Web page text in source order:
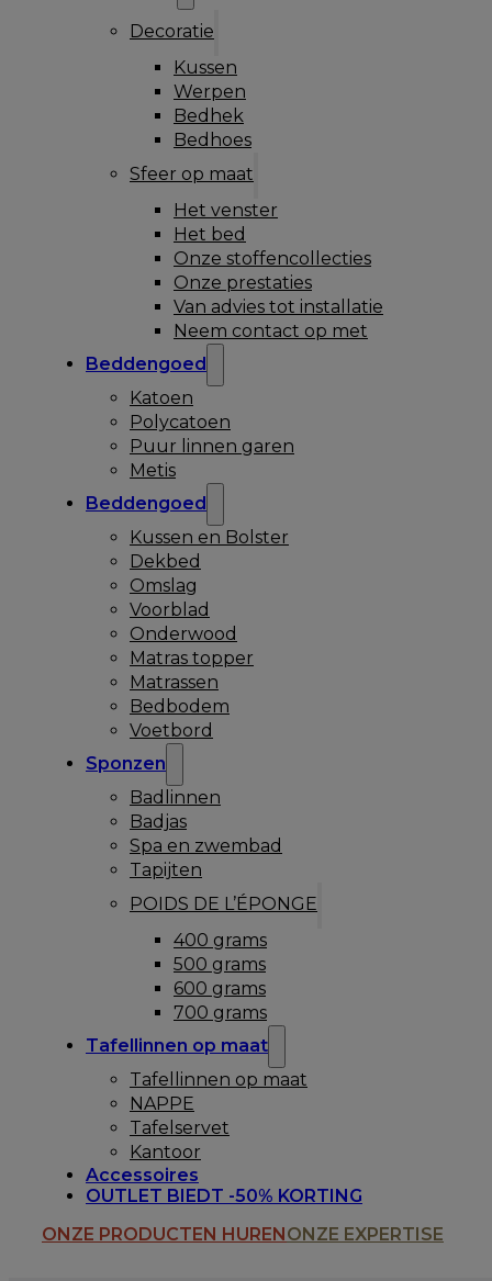
Decoratie
Kussen
Werpen
Bedhek
Bedhoes
Sfeer op maat
Het venster
Het bed
Onze stoffencollecties
Onze prestaties
Van advies tot installatie
Neem contact op met
Beddengoed
Katoen
Polycatoen
Puur linnen garen
Metis
Beddengoed
Kussen en Bolster
Dekbed
Omslag
Voorblad
Onderwood
Matras topper
Matrassen
Bedbodem
Voetbord
Sponzen
Badlinnen
Badjas
Spa en zwembad
Tapijten
POIDS DE L’ÉPONGE
400 grams
500 grams
600 grams
700 grams
Tafellinnen op maat
Tafellinnen op maat
NAPPE
Tafelservet
Kantoor
Accessoires
OUTLET BIEDT -50% KORTING
ONZE PRODUCTEN HURENONZE EXPERTISE